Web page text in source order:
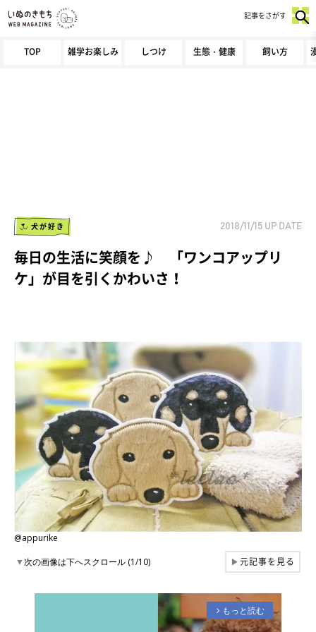
TOP 雑学お楽しみ しつけ 生態・健康 飼い方
記事をさがす
犬が好き 2018/11/15 UP DATE
毎日の生活に笑顔を♪ 「ワンコアップリ
ケ」が目を引くかわいさ！
@appurike
▼次の画像は下へスクロール (1/10) ▶元記事を見る
arrow_forward_ios もっと読む